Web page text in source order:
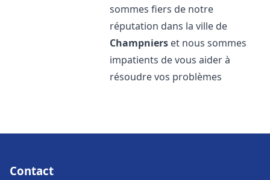
sommes fiers de notre
réputation dans la ville de
Champniers et nous sommes
impatients de vous aider à
résoudre vos problèmes
Contact